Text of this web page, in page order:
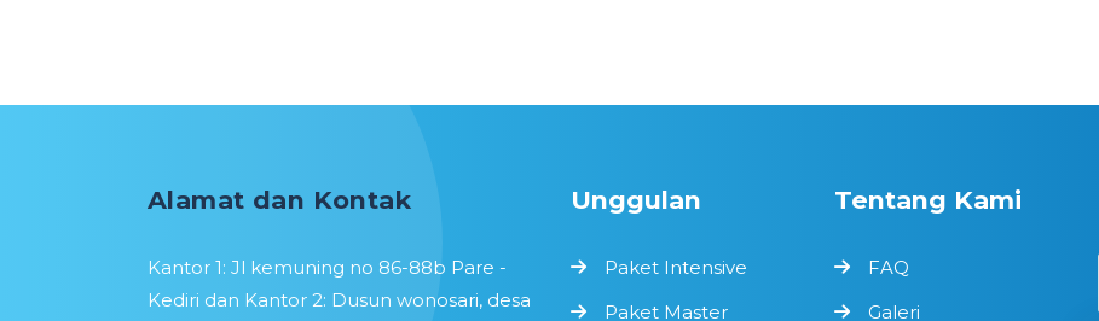
Alamat dan Kontak
Kantor 1: Jl kemuning no 86-88b Pare -
Kediri dan Kantor 2: Dusun wonosari, desa
Unggulan
Paket Intensive
Paket Master
Tentang Kami
FAQ
Galeri